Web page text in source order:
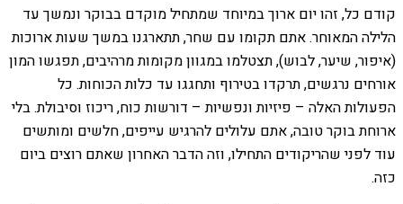
קודם כל, זהו יום ארוך במיוחד שמתחיל מוקדם בבוקר ונמשך עד
הלילה המאוחר. אתם תקומו עם שחר, תתארגנו במשך שעות ארוכות
(איפור, שיער, לבוש), תצטלמו במגוון מקומות מרהיבים, תפגשו המון
אורחים נרגשים, תרקדו בטירוף ותחגגו עד כלות הכוחות. כל
הפעולות האלה – פיזיות ונפשיות – דורשות כוח, ריכוז וסיבולת. בלי
ארוחת בוקר טובה, אתם עלולים להרגיש עייפים, חלשים ומותשים
עוד לפני שהריקודים התחילו, וזה הדבר האחרון שאתם רוצים ביום
כזה.